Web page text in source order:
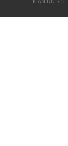
PLAN DU SITE